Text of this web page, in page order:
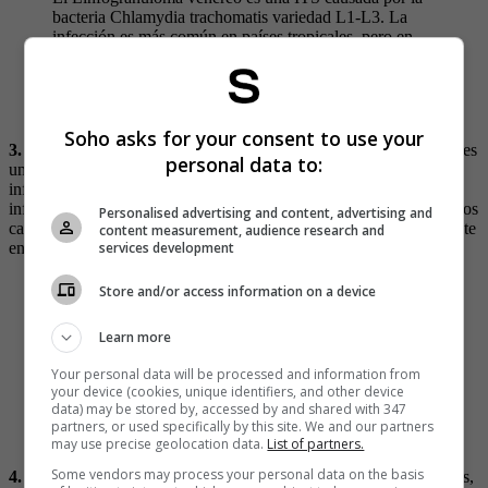
bacteria Chlamydia trachomatis variedad L1-L3. La
infección es más común en países tropicales, pero en
pic.twitter.com/6OF0Sn5OWm
3. Síndrome de Reiter:También conocido como artritis reactiva, es
una enfermedad inflamatoria que puede ser provocada por una
infección sexual. Se presenta con síntomas como dolor e
inflamación en las articulaciones, conjuntivitis y uretritis. En algunos
casos, la enfermedad puede ser crónica y provocar daño permanente
en las articulaciones.
Existe una respuesta inmunológica llamada “Síndrome
de Reiter” que provoca una infección urinaria y
también inflamación articular. Afecta también a la
capacidad de movilidad y a los ojos, con uveítis y
#SaludPorMéxico pic.twitter.com/W4kVmegS0K
— PacientesAutoinmunes (@PAU_Autoinmunes)
September 7, 2022
4. Donovanosis oral:Esta enfermedad es similar a la Donovanosis,
Soho asks for your consent to use your
personal data to:
Personalised advertising and content, advertising and
content measurement, audience research and
services development
Store and/or access information on a device
Learn more
Your personal data will be processed and information from
your device (cookies, unique identifiers, and other device
data) may be stored by, accessed by and shared with 347
partners, or used specifically by this site. We and our partners
may use precise geolocation data. List of partners.
Some vendors may process your personal data on the basis